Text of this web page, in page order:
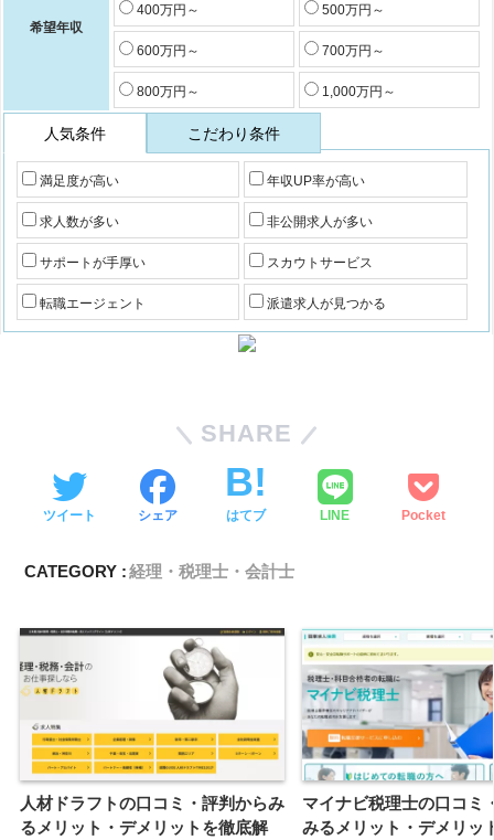
希望年収
400万円～ 500万円～
600万円～ 700万円～
800万円～ 1,000万円～
人気条件 こだわり条件
満足度が高い 年収UP率が高い
求人数が多い 非公開求人が多い
サポートが手厚い スカウトサービス
転職エージェント 派遣求人が見つかる
SHARE
ツイート シェア はてブ LINE Pocket
CATEGORY :経理・税理士・会計士
人材ドラフトの口コミ・評判からみ
るメリット・デメリットを徹底解
マイナビ税理士の口コミ
みるメリット・デメリッ